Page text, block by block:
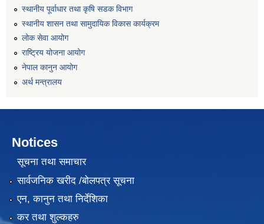
स्थानीय पूर्वाधार तथा कृषि सडक विभाग
स्थानीय शासन तथा सामुदायिक विकास कार्यक्रम
लोक सेवा आयोग
राष्ट्रिय योजना आयोग
नेपाल कानुन आयोग
अर्थ मन्त्रालय
Notices
सूचना तथा समाचार
सार्वजनिक खरीद /बोलपत्र सूचना
एन, कानुन तथा निर्देशिका
कर तथा शुल्कहरु